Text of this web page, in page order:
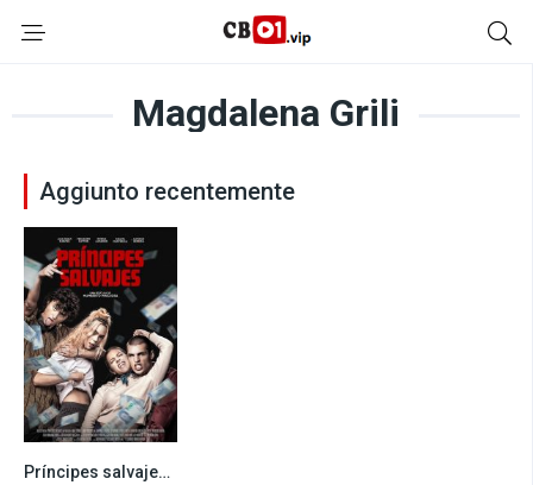
Magdalena Grili
Aggiunto recentemente
0
Príncipes salvajes (2024)